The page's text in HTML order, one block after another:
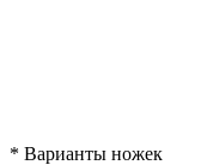
* Варианты ножек